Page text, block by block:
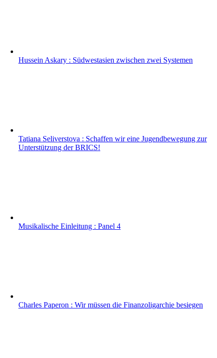
Hussein Askary : Südwestasien zwischen zwei Systemen
Tatiana Seliverstova : Schaffen wir eine Jugendbewegung zur
Unterstützung der BRICS!
Musikalische Einleitung : Panel 4
Charles Paperon : Wir müssen die Finanzoligarchie besiegen